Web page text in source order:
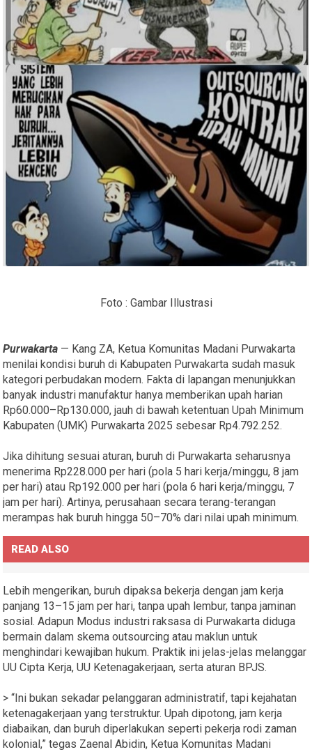
Foto : Gambar Illustrasi
Purwakarta — Kang ZA, Ketua Komunitas Madani Purwakarta
menilai kondisi buruh di Kabupaten Purwakarta sudah masuk
kategori perbudakan modern. Fakta di lapangan menunjukkan
banyak industri manufaktur hanya memberikan upah harian
Rp60.000–Rp130.000, jauh di bawah ketentuan Upah Minimum
Kabupaten (UMK) Purwakarta 2025 sebesar Rp4.792.252.
Jika dihitung sesuai aturan, buruh di Purwakarta seharusnya
menerima Rp228.000 per hari (pola 5 hari kerja/minggu, 8 jam
per hari) atau Rp192.000 per hari (pola 6 hari kerja/minggu, 7
jam per hari). Artinya, perusahaan secara terang-terangan
merampas hak buruh hingga 50–70% dari nilai upah minimum.
READ ALSO
Lebih mengerikan, buruh dipaksa bekerja dengan jam kerja
panjang 13–15 jam per hari, tanpa upah lembur, tanpa jaminan
sosial. Adapun Modus industri raksasa di Purwakarta diduga
bermain dalam skema outsourcing atau maklun untuk
menghindari kewajiban hukum. Praktik ini jelas-jelas melanggar
UU Cipta Kerja, UU Ketenagakerjaan, serta aturan BPJS.
> “Ini bukan sekadar pelanggaran administratif, tapi kejahatan
ketenagakerjaan yang terstruktur. Upah dipotong, jam kerja
diabaikan, dan buruh diperlakukan seperti pekerja rodi zaman
kolonial,” tegas Zaenal Abidin, Ketua Komunitas Madani